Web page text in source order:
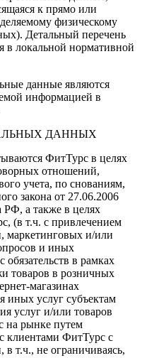
к прямо или
физическому
Детальный перечень
в локальной нормативной
данные являются
информацией в
ДАННЫХ
ФитТурс в целях
отношений,
учета, по снованиям,
закона от 27.06.2006
РФ, а также в целях
(в т.ч. с привлечением
маркетинговых и/или
и иных
в рамках
товаров в розничных
магазинах
иных услуг субъектам
услуг и/или товаров
на рынке путем
клиентами ФитТурс с
т.ч., не ограничиваясь,